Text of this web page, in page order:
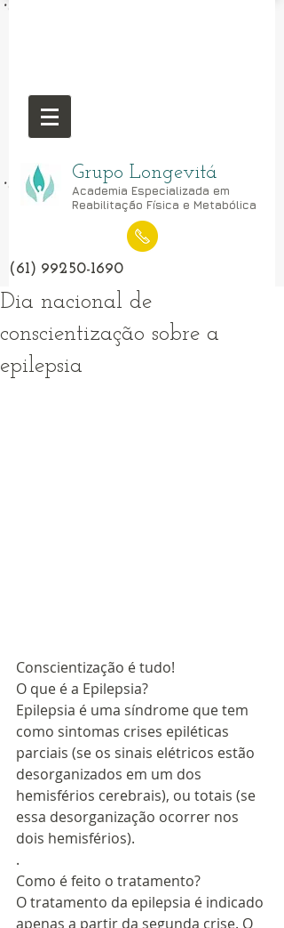
Grupo Longevitá
Academia Especializada em
Reabilitação Física e Metabólica
(61) 99250-1690
Dia nacional de
conscientização sobre a
epilepsia
Conscientização é tudo!
O que é a Epilepsia?
Epilepsia é uma síndrome que tem
como sintomas crises epiléticas
parciais (se os sinais elétricos estão
desorganizados em um dos
hemisférios cerebrais), ou totais (se
essa desorganização ocorrer nos
dois hemisférios).
.
Como é feito o tratamento?
O tratamento da epilepsia é indicado
apenas a partir da segunda crise. O